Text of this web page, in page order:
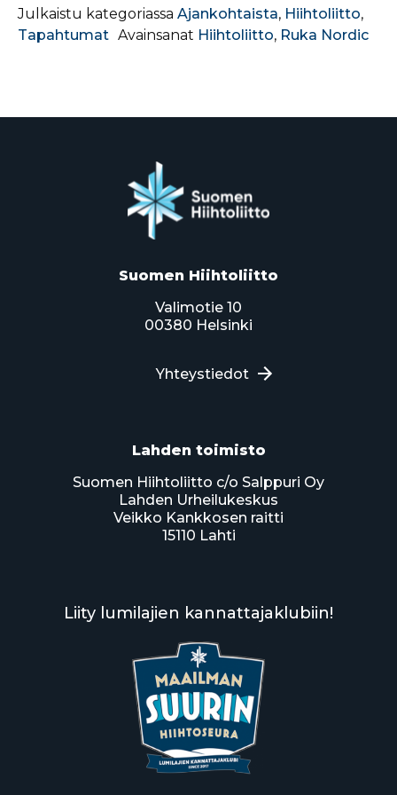
Julkaistu kategoriassa Ajankohtaista, Hiihtoliitto,
Tapahtumat Avainsanat Hiihtoliitto, Ruka Nordic
Suomen Hiihtoliitto
Valimotie 10
00380 Helsinki
Yhteystiedot
Lahden toimisto
Suomen Hiihtoliitto c/o Salppuri Oy
Lahden Urheilukeskus
Veikko Kankkosen raitti
15110 Lahti
Liity lumilajien kannattajaklubiin!